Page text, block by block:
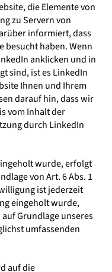
die Elemente von
zu Servern von
informiert, dass
besucht haben. Wenn
anklicken und in
sind, ist es LinkedIn
Ihnen und Ihrem
darauf hin, dass wir
vom Inhalt der
durch LinkedIn
wurde, erfolgt
von Art. 6 Abs. 1
ist jederzeit
eingeholt wurde,
Grundlage unseres
umfassenden
auf die